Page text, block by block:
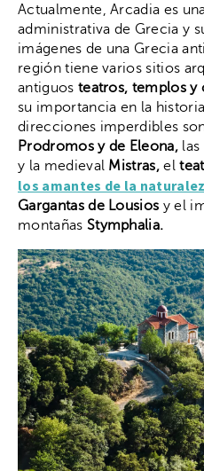
Actualmente, Arcadia es
administrativa de Grecia y
imágenes de una Grecia
región tiene varios sitios
antiguos teatros, templos y
su importancia en la
direcciones imperdibles
Prodromos y de Eleona,
y la medieval Mistras, el
los amantes de la
Gargantas de Lousios y el
montañas Stymphalia.